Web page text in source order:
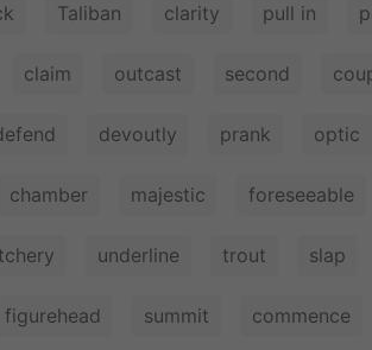
Taliban clarity pull in
claim outcast second
devoutly prank optic
chamber majestic foreseeable
underline trout slap
figurehead summit commence